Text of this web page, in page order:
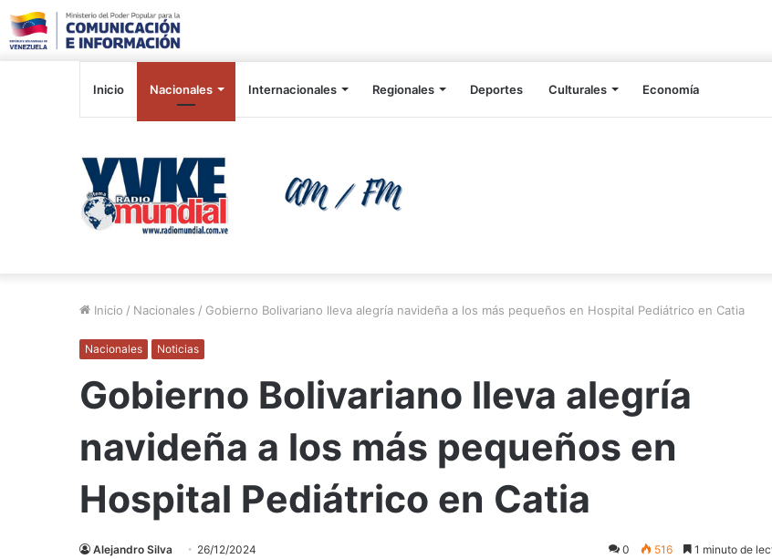
Inicio Nacionales Internacionales Regionales Deportes Culturales Economía
Inicio / Nacionales / Gobierno Bolivariano lleva alegría navideña a los más pequeños en Hospital Pediátrico en Catia
Nacionales Noticias
Gobierno Bolivariano lleva alegría
navideña a los más pequeños en
Hospital Pediátrico en Catia
Alejandro Silva 26/12/2024 0 516 1 minuto de